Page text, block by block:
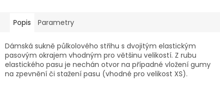
Popis Parametry
Dámská sukně půlkolového střihu s dvojitým elastickým
pasovým okrajem vhodným pro většinu velikostí. Z rubu
elastického pasu je nechán otvor na případné vložení gumy
na zpevnění či stažení pasu (vhodné pro velikost XS).